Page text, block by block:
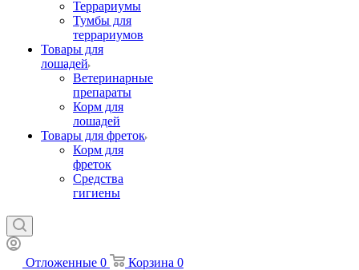
Террариумы
Тумбы для
террариумов
Товары для
лошадей
Ветеринарные
препараты
Корм для
лошадей
Товары для фреток
Корм для
фреток
Средства
гигиены
Отложенные 0 Корзина 0